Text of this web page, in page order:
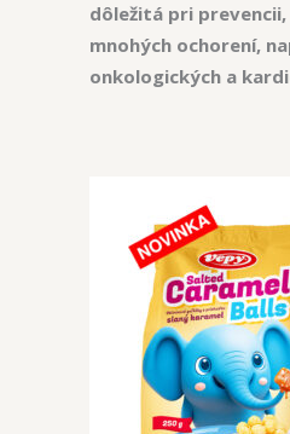
dôležitá pri prevencii,
mnohých ochorení,
onkologických a